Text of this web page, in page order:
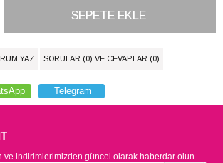
YAZ SORULAR (0) VE CEVAPLAR (0)
Telegram
ve indirimlerimizden güncel olarak haberdar olun.